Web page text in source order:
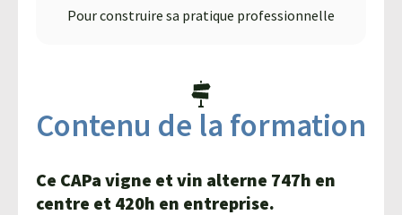
Pour construire sa pratique professionnelle
Contenu de la formation
Ce CAPa vigne et vin alterne 747h en
centre et 420h en entreprise.